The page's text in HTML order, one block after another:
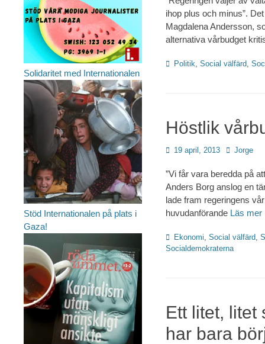
ihop plus och minus”.
Magdalena Andersson,
alternativa vårbudget
Kategorier
Politik Social välfärd
Höstlik
Publicerad
19 april, 2013 Författare
Jorge
”Vi får vara beredda på
Anders Borg anslog en
lade fram regeringens
huvudanförande Läs
Kategorier
Ekonomi Social välfärd
Socialdemokraterna
Ett litet, litet
har bara
Solidaritet med Internationalen
Stöd Internationalen på plats i
Gaza!